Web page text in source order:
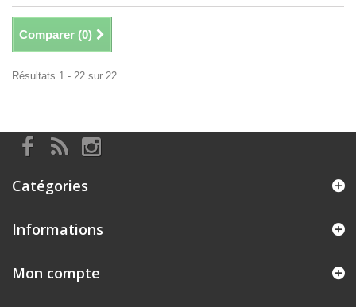
Comparer (0)
Résultats 1 - 22 sur 22.
Catégories
Informations
Mon compte